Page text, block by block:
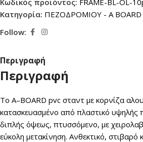
Κατηγορία: ΠΕΖΟΔΡΟΜΙΟΥ - Α BOARD
Follow:
Περιγραφή
Περιγραφή
Το A–BOARD pvc σταντ με κορνίζα
κατασκευασμένο από πλαστικό υψηλής
διπλής όψεως, πτυσσόμενο, με
εύκολη μετακίνηση. Aνθεκτικό, στιβαρό